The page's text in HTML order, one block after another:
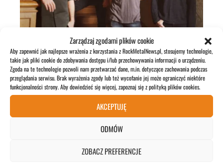
Zarządzaj zgodami plików cookie
Aby zapewnić jak najlepsze wrażenia z korzystania z RockMetalNews.pl, stosujemy technologie,
takie jak pliki cookie do zdobywania dostępu i/lub przechowywania informacji o urządzeniu.
Zgoda na te technologie pozwoli nam przetwarzać dane, m.in. dotyczące zachowania podczas
przeglądania serwisu. Brak wyrażenia zgody lub też wycofanie jej może ograniczyć niektóre
funkcjonalności strony. Aby dowiedzieć się więcej, zapoznaj się z polityką plików cookies.
AKCEPTUJĘ
ODMÓW
ZOBACZ PREFERENCJE
Gojira zagra w USA bez swojego
perkusisty!
17 lipca 2026